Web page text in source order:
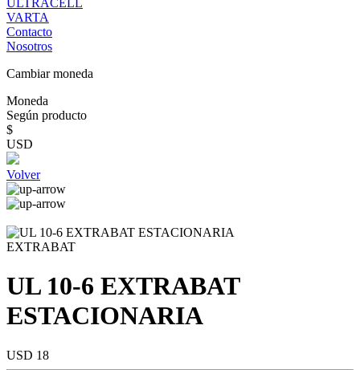
ULTRACELL
VARTA
Contacto
Nosotros
Cambiar moneda
Moneda
Según producto
$
USD
Volver
EXTRABAT
UL 10-6 EXTRABAT
ESTACIONARIA
USD 18